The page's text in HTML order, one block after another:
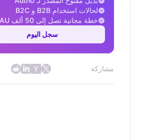
لحالات استخدام B2B و B2C
خطة مجانية تصل إلى 50 ألف MAU
سجل اليوم
مشاركة